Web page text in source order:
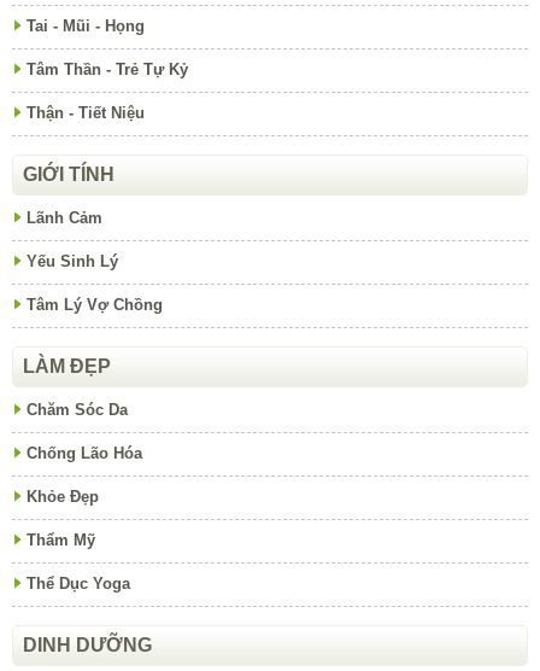
Tai - Mũi - Họng
Tâm Thần - Trẻ Tự Kỷ
Thận - Tiết Niệu
GIỚI TÍNH
Lãnh Cảm
Yếu Sinh Lý
Tâm Lý Vợ Chồng
LÀM ĐẸP
Chăm Sóc Da
Chống Lão Hóa
Khỏe Đẹp
Thẩm Mỹ
Thể Dục Yoga
DINH DƯỠNG